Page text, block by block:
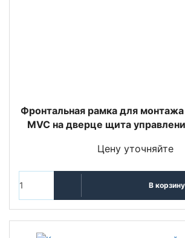
Фронтальная рамка для
MVC на дверце щита
Цену уточняйте
В корзину